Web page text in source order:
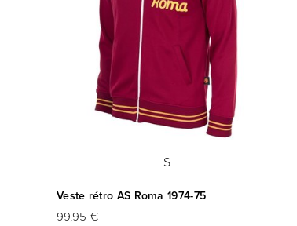
S
Veste rétro AS Roma 1974-75
99,95 €